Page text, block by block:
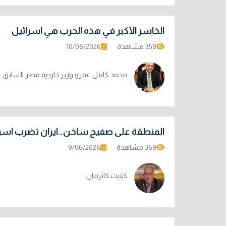
الخاسر الأكبر في هذه الحرب هي اسرائيل
358 مشاهدة 10/06/2026
محمد كامل عمرو وزير خارجية مصر السابق.
المنطقة على صفيح ساخن..ايران تضرب
369 مشاهدة 9/06/2026
كينيث كاتزمان